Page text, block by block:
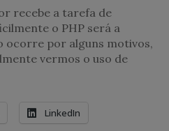
recebe a tarefa de
o PHP será a
ocorre por alguns motivos,
vermos o uso de
LinkedIn